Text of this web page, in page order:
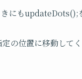
にもupdateDots();
の位置に移動して